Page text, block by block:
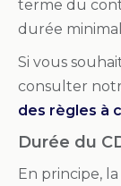
terme du
durée
Si vous
consulter
des règles à
Durée du
En principe,